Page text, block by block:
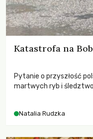
Katastrofa na
Pytanie o przyszłość
martwych ryb i śledztwo
zdarzeń prowadzących
Natalia Rudzka